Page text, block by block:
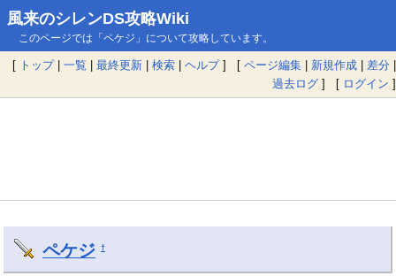
風来のシレンDS攻略Wiki
このページでは「ペケジ」について攻略しています。
[ トップ| 一覧 | 最終更新 | 検索 | ヘルプ] [ ページ編集 | 新規作成 | 差分 |
過去ログ ] [ ログイン ]
ペケジ †